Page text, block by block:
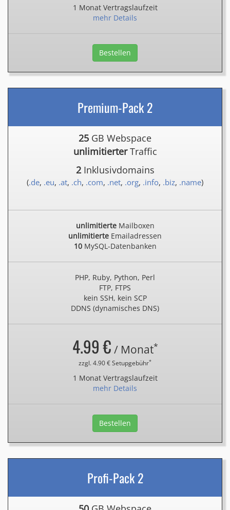
1 Monat Vertragslaufzeit
mehr Details
Bestellen
Premium-Pack 2
25 GB Webspace
unlimitierterTraffic
2Inklusivdomains
(.de, .eu, .at, .ch, .com, .net, .org, .info, .biz, .name)
unlimitierteMailboxen
unlimitierte Emailadressen
10MySQL-Datenbanken
PHP, Ruby, Python, Perl
FTP, FTPS
kein SSH, kein SCP
DDNS (dynamisches DNS)
4.99 € / Monat*
zzgl. 4.90 € Setupgebühr*
1 Monat Vertragslaufzeit
mehr Details
Bestellen
Profi-Pack 2